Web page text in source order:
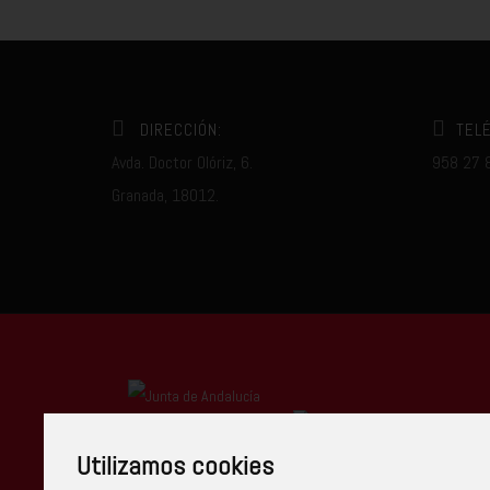
Utilizamos cookies
DIRECCIÓN:
Avda. Doctor Olóriz, 6.
Granada, 18012.
958 27